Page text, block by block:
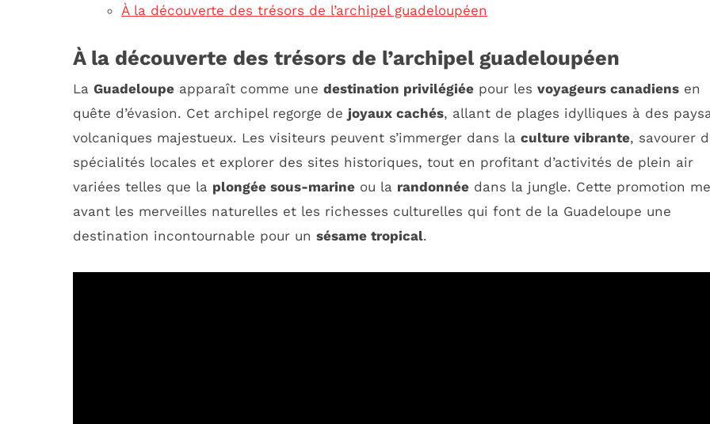
À la découverte des trésors de l’archipel guadeloupéen
À la découverte des trésors de l’archipel guadeloupéen
La Guadeloupe apparaît comme une destination privilégiée pour les voyageurs canadiens en
quête d’évasion. Cet archipel regorge de joyaux cachés, allant de plages idylliques à des
volcaniques majestueux. Les visiteurs peuvent s’immerger dans la culture vibrante, savourer
spécialités locales et explorer des sites historiques, tout en profitant d’activités de plein air
variées telles que la plongée sous-marine ou la randonnée dans la jungle. Cette promotion
avant les merveilles naturelles et les richesses culturelles qui font de la Guadeloupe une
destination incontournable pour un sésame tropical.